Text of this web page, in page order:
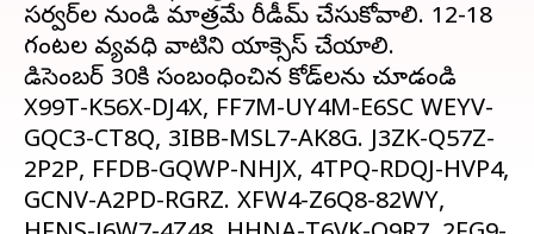
సర్వర్‌ల నుండి మాత్రమే రీడీమ్ చేసుకోవాలి. 12-18
గంటల వ్యవధిలో వాటిని యాక్సెస్ చేయాలి.
డిసెంబర్ 30కి సంబంధించిన కోడ్‌లను చూడండి
X99T-K56X-DJ4X, FF7M-UY4M-E6SC WEYV-
GQC3-CT8Q, 3IBB-MSL7-AK8G. J3ZK-Q57Z-
2P2P, FFDB-GQWP-NHJX, 4TPQ-RDQJ-HVP4,
GCNV-A2PD-RGRZ. XFW4-Z6Q8-82WY,